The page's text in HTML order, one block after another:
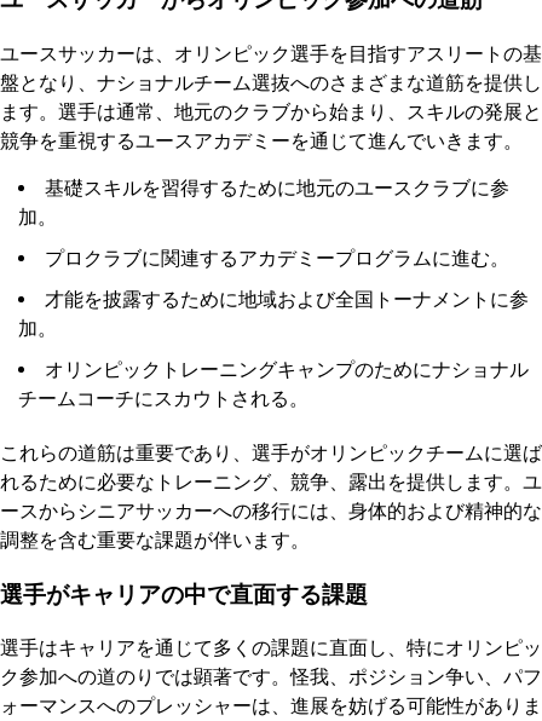
ユースサッカーは、オリンピック選手を目指すアスリートの基
盤となり、ナショナルチーム選抜へのさまざまな道筋を提供し
ます。選手は通常、地元のクラブから始まり、スキルの発展と
競争を重視するユースアカデミーを通じて進んでいきます。
基礎スキルを習得するために地元のユースクラブに参
加。
プロクラブに関連するアカデミープログラムに進む。
才能を披露するために地域および全国トーナメントに参
加。
オリンピックトレーニングキャンプのためにナショナル
チームコーチにスカウトされる。
これらの道筋は重要であり、選手がオリンピックチームに選ば
れるために必要なトレーニング、競争、露出を提供します。ユ
ースからシニアサッカーへの移行には、身体的および精神的な
調整を含む重要な課題が伴います。
選手がキャリアの中で直面する課題
選手はキャリアを通じて多くの課題に直面し、特にオリンピッ
ク参加への道のりでは顕著です。怪我、ポジション争い、パフ
ォーマンスへのプレッシャーは、進展を妨げる可能性がありま